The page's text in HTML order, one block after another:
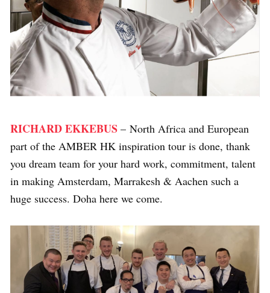
RICHARD EKKEBUS – North Africa and European
part of the AMBER HK inspiration tour is done, thank
you dream team for your hard work, commitment, talent
in making Amsterdam, Marrakesh & Aachen such a
huge success. Doha here we come.